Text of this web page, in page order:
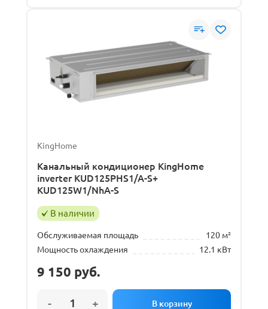
KingHome
Канальный кондиционер KingHome
inverter KUD125PHS1/A-S+
KUD125W1/NhA-S
В наличии
Обслуживаемая площадь
120 м²
Мощность охлаждения
12.1 кВт
9 150 руб.